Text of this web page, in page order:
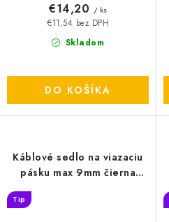
Skladom
€11,54 bez DPH
€14,20 / ks
DO KOŠÍKA
Káblové sedlo na viazaciu
pásku max 9mm čierna
Tip